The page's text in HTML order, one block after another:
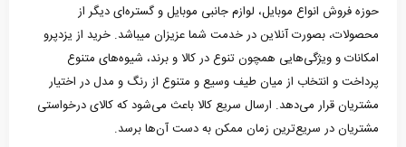
حوزه فروش انواع موبایل، لوازم جانبی موبایل و گستره‌ای دیگر از
محصولات، بصورت آنلاین در خدمت شما عزیزان میباشد. خرید از یزدپرو
امکانات و ویژگی‌هایی همچون تنوع در کالا و برند، شیوه‌های متنوع
پرداخت و انتخاب از میان طیف وسیع و متنوع از رنگ و مدل در اختیار
مشتریان قرار می‌دهد. ارسال سریع کالا باعث می‌شود که کالای درخواستی
مشتریان در سریع‌ترین زمان ممکن به دست آن‌ها برسد.